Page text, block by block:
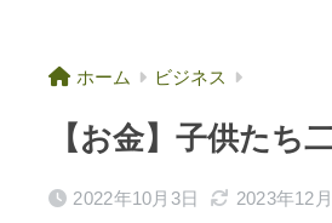
ホーム ビジネス
【お金】子供たち
2022年10月3日 2023年12